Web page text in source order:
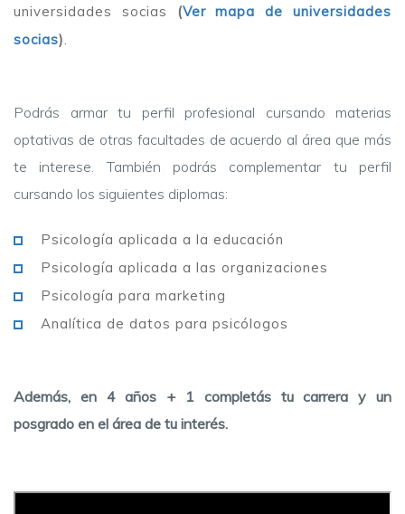
universidades socias (Ver mapa de universidades
socias).
Podrás armar tu perfil profesional cursando materias
optativas de otras facultades de acuerdo al área que más
te interese. También podrás complementar tu perfil
cursando los siguientes diplomas:
Psicología aplicada a la educación
Psicología aplicada a las organizaciones
Psicología para marketing
Analítica de datos para psicólogos
Además, en 4 años + 1 completás tu carrera y un
posgrado en el área de tu interés.